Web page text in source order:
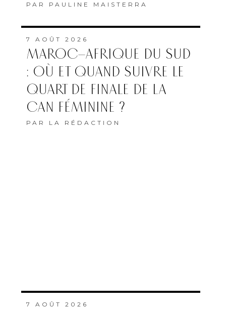
PAR PAULINE MAISTERRA
7 AOÛT 2026
MAROC–AFRIQUE DU SUD
: OÙ ET QUAND SUIVRE LE
QUART DE FINALE DE LA
CAN FÉMININE ?
PAR LA RÉDACTION
7 AOÛT 2026